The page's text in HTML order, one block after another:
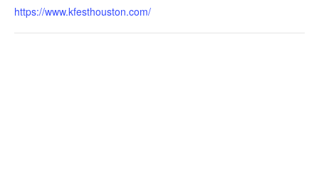
https://www.kfesthouston.com/